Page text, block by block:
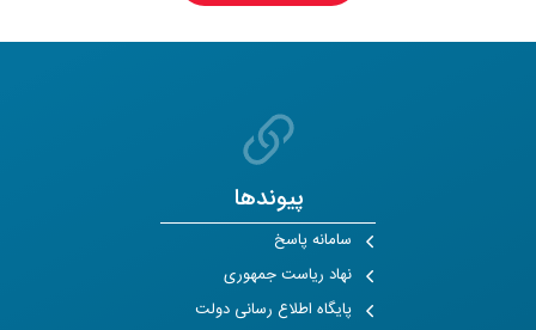
پیوندها
سامانه پاسخ
نهاد ریاست جمهوری
پایگاه اطلاع رسانی دولت